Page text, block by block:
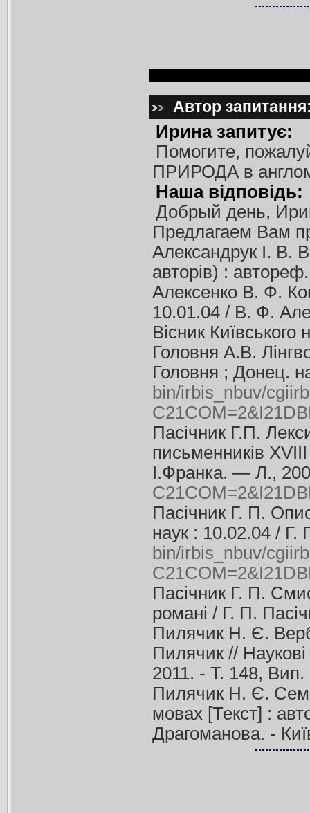
Автор
Ирина запитує:
Помогите,
ПРИРОДА в
Наша відповідь:
Добрый день,
Предлагаем Вам
Александрук І. В.
авторів) :
Алексенко В. Ф.
10.01.04 / В. Ф.
Вісник
Головня А.В.
Головня ; Донец.
bin/irbis_nbuv/
Пасічник Г.П.
письменників
І.Франка. — Л.,
Пасічник Г. П.
наук : 10.02.04 /
bin/irbis_nbuv/
Пасічник Г. П.
романі / Г. П.
Пилячик Н. Є.
Пилячик //
2011. - Т. 148,
Пилячик Н. Є.
мовах [Текст] :
Драгоманова. -